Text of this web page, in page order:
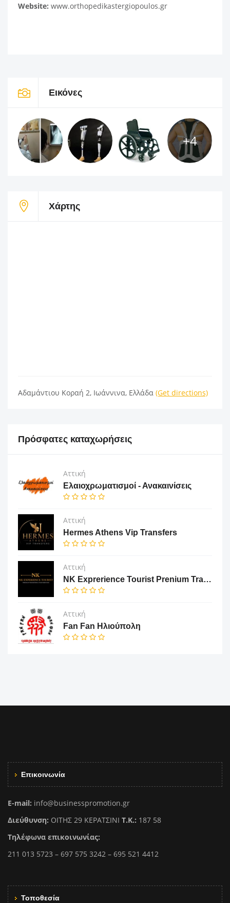
Website: www.orthopedikastergiopoulos.gr
Εικόνες
+4
Χάρτης
Αδαμάντιου Κοραή 2, Ιωάννινα, Ελλάδα (Get directions)
Πρόσφατες καταχωρήσεις
Αττική
Ελαιοχρωματισμοί - Ανακαινίσεις
Αττική
Hermes Athens Vip Transfers
Αττική
NK Exprerience Tourist Prenium Transfers & Tours
Αττική
Fan Fan Ηλιούπολη
Επικοινωνία
E-mail: info@businesspromotion.gr
Διεύθυνση: ΟΙΤΗΣ 29 ΚΕΡΑΤΣΙΝΙ Τ.Κ.: 187 58
Τηλέφωνα επικοινωνίας:
211 013 5723 – 697 575 3242 – 695 521 4412
Τοποθεσία